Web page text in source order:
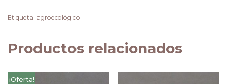
Etiqueta: agroecológico
Productos relacionados
¡Oferta!